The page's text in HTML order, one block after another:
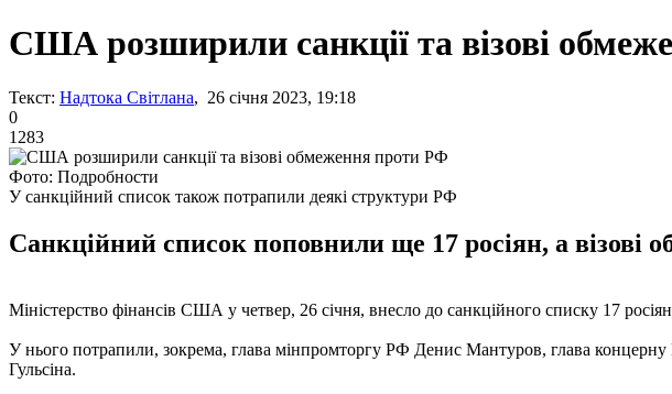
США розширили санкції та візові
Текст: Надтока Світлана, 26 січня 2023, 19:18
0
1283
Фото: Подробности
У санкційний список також потрапили деякі структури РФ
Санкційний список поповнили ще 17 росіян, а візові
Міністерство фінансів США у четвер, 26 січня, внесло до санкційного списку 17
У нього потрапили, зокрема, глава мінпромторгу РФ Денис Мантуров, глава
Гульсіна.